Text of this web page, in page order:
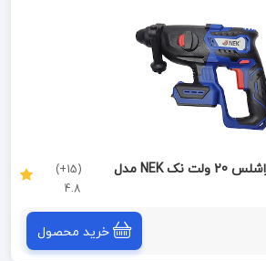
دریل بتن کن شارژی براشلس 20 ولت نک NEK مدل
(15+)
4.8
خرید محصول